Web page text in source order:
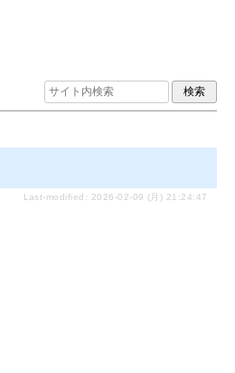
Last-modified: 2026-02-09 (月) 21:24:47